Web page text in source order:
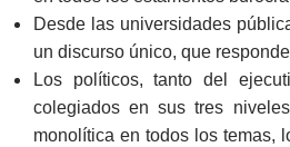
Desde las universidades
un discurso único, que
Los políticos, tanto del
colegiados en sus tres
monolítica en todos los temas,